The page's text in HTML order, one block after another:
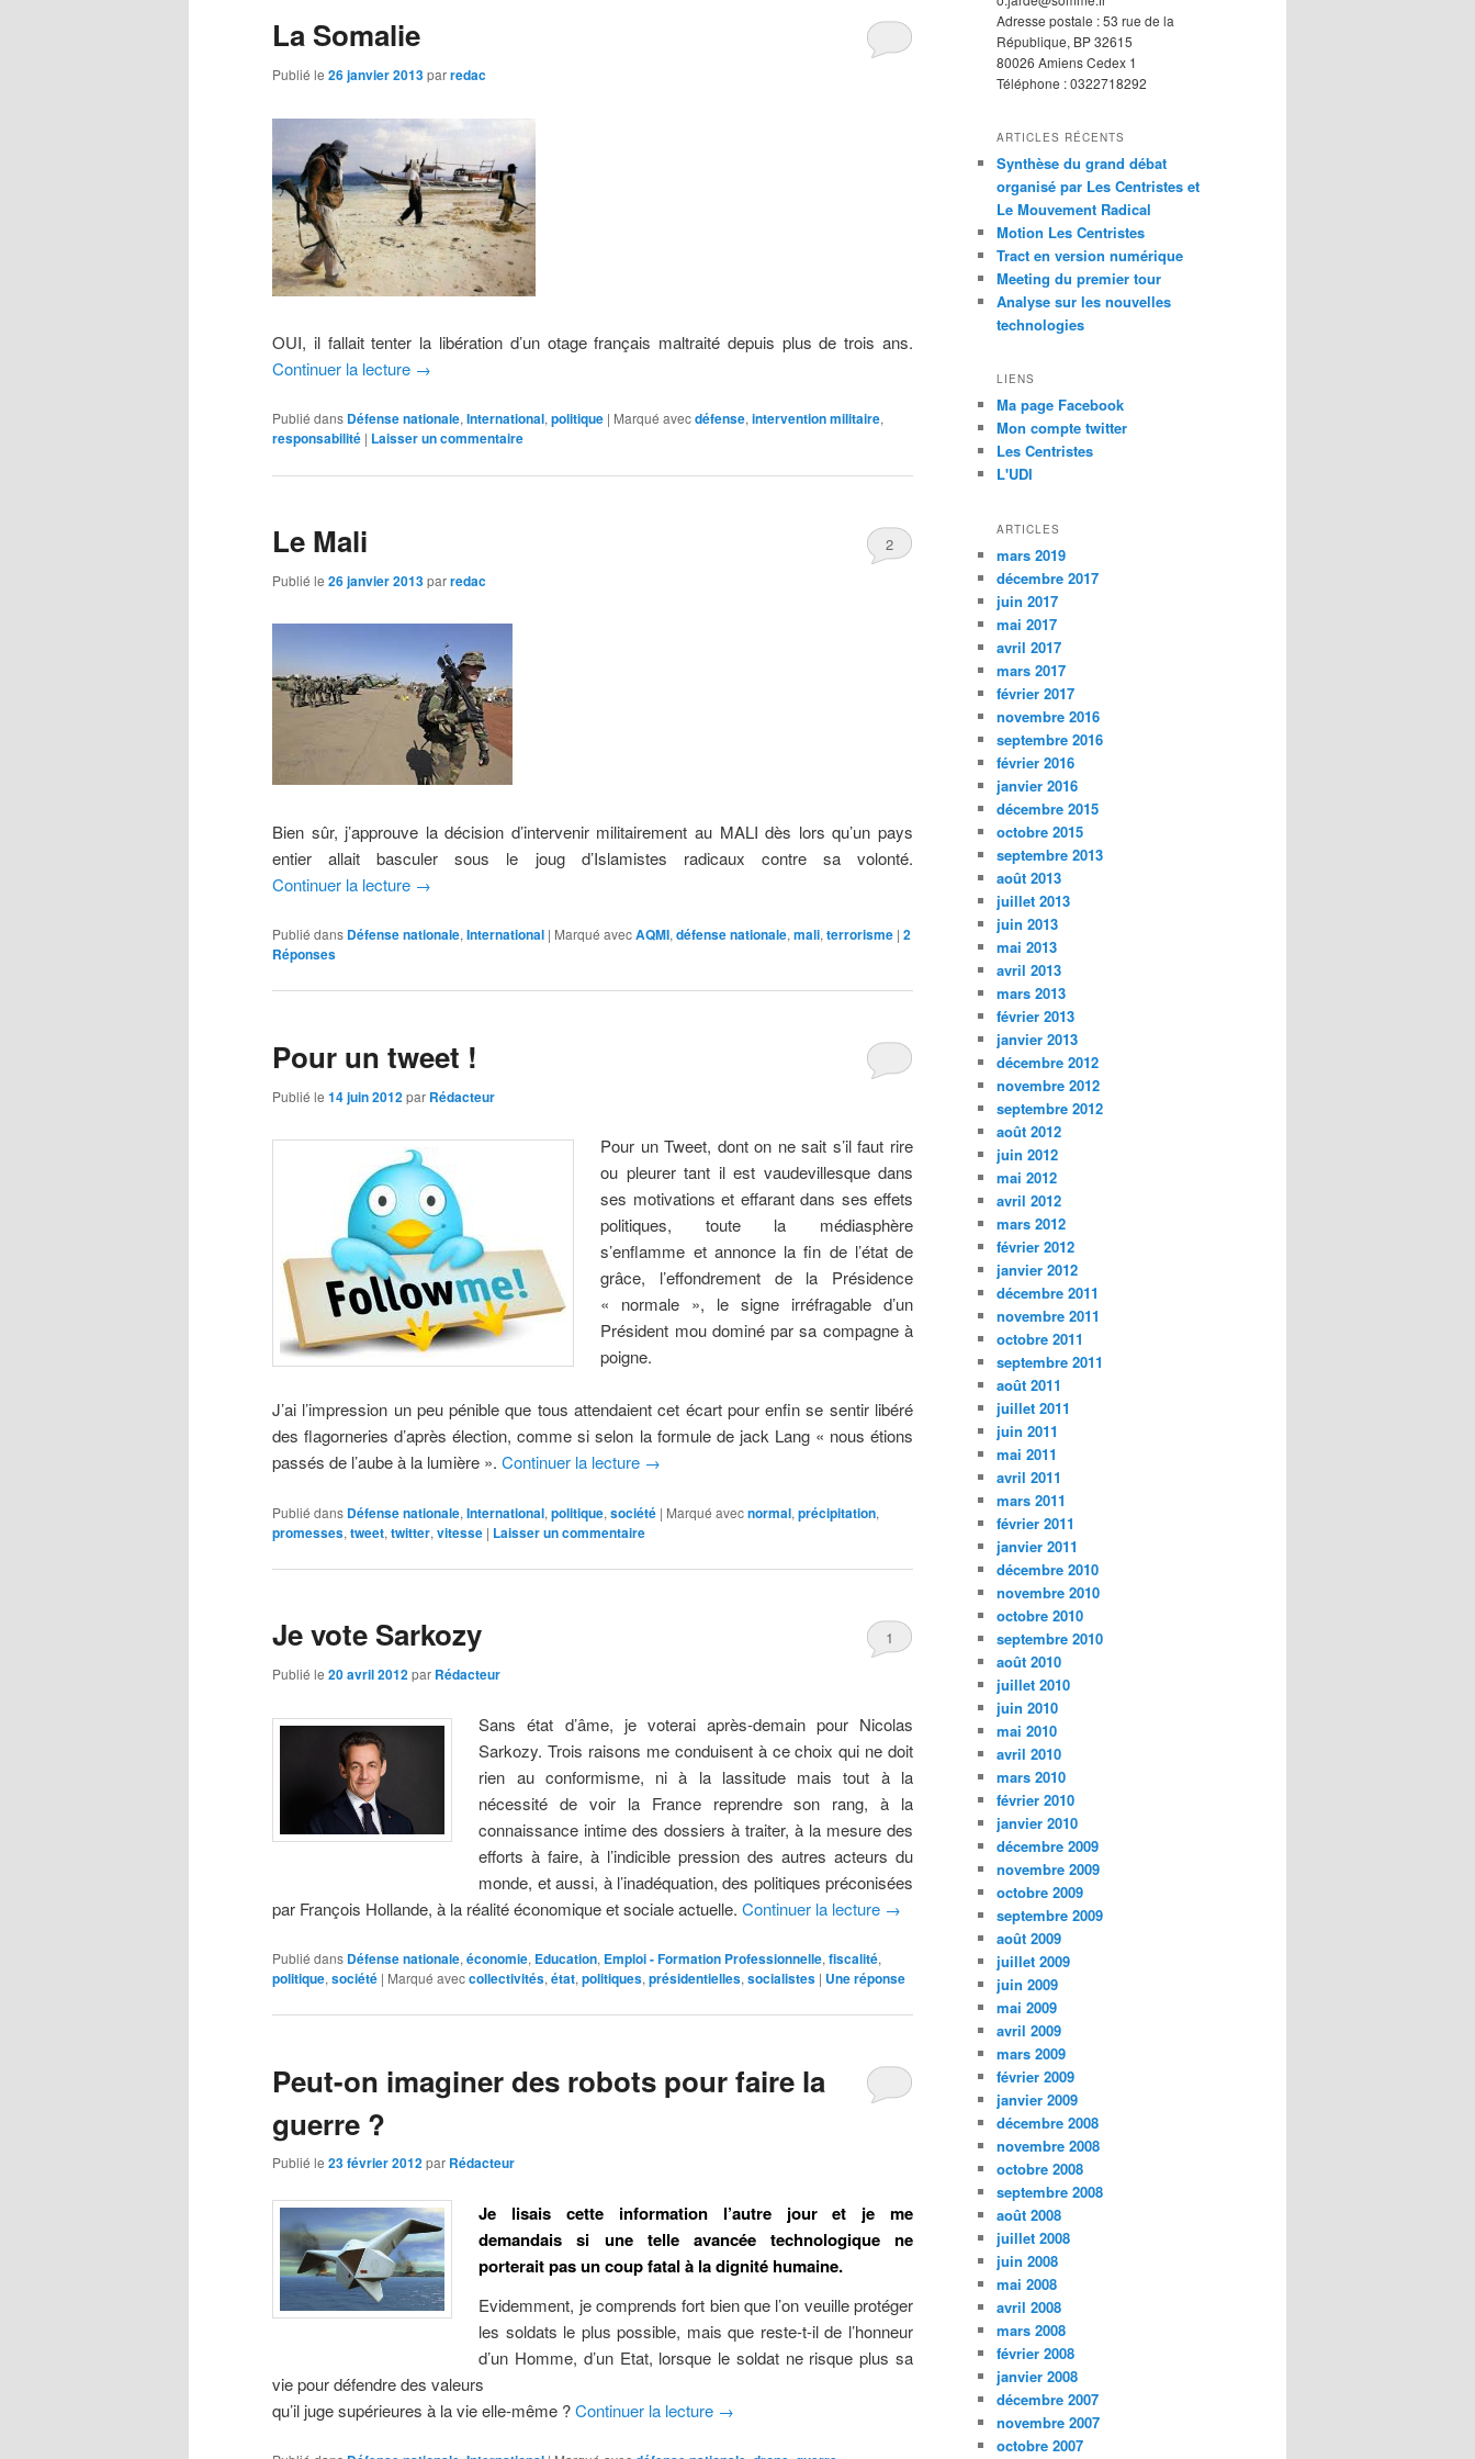
La Somalie
Publié le 26 janvier 2013parredac
OUI, il fallait tenter la libération d’un otage français maltraité depuis plus de trois ans.
Continuer la lecture →
Publié dans Défense nationale, International, politique | Marqué avecdéfense, intervention militaire,
responsabilité | Laisser un commentaire
Le Mali
Publié le 26 janvier 2013parredac
2
Bien sûr, j’approuve la décision d’intervenir militairement au MALI dès lors qu’un pays
entier allait basculer sous le joug d’Islamistes radicaux contre sa volonté.
Continuer la lecture →
Publié dans Défense nationale, International | Marqué avecAQMI, défense nationale, mali, terrorisme | 2
Réponses
Pour un tweet !
Publié le 14 juin 2012par Rédacteur
Pour un Tweet, dont on ne sait s’il faut rire
ou pleurer tant il est vaudevillesque dans
ses motivations et effarant dans ses effets
politiques, toute la médiasphère
s’enflamme et annonce la fin de l’état de
grâce, l’effondrement de la Présidence
« normale », le signe irréfragable d’un
Président mou dominé par sa compagne à
poigne.
J’ai l’impression un peu pénible que tous attendaient cet écart pour enfin se sentir libéré
des flagorneries d’après élection, comme si selon la formule de jack Lang « nous étions
passés de l’aube à la lumière ». Continuer la lecture →
Publié dans Défense nationale, International, politique, société | Marqué avecnormal, précipitation,
promesses, tweet, twitter, vitesse | Laisser un commentaire
Je vote Sarkozy
Publié le 20 avril 2012par Rédacteur
1
Sans état d’âme, je voterai après-demain pour Nicolas
Sarkozy. Trois raisons me conduisent à ce choix qui ne doit
rien au conformisme, ni à la lassitude mais tout à la
nécessité de voir la France reprendre son rang, à la
connaissance intime des dossiers à traiter, à la mesure des
efforts à faire, à l’indicible pression des autres acteurs du
monde, et aussi, à l’inadéquation, des politiques préconisées
par François Hollande, à la réalité économique et sociale actuelle. Continuer la lecture →
Publié dans Défense nationale, économie, Education, Emploi - Formation Professionnelle, fiscalité,
politique, société | Marqué aveccollectivités, état, politiques, présidentielles, socialistes | Uneréponse
Peut-on imaginer des robots pour faire la
guerre ?
Publié le 23 février 2012par Rédacteur
Je lisais cette information l’autre jour et je me
demandais si une telle avancée technologique ne
porterait pas un coup fatal à la dignité humaine.
Evidemment, je comprends fort bien que l’on veuille protéger
les soldats le plus possible, mais que reste-t-il de l’honneur
d’un Homme, d’un Etat, lorsque le soldat ne risque plus sa
vie pour défendre des valeurs
qu’il juge supérieures à la vie elle-même ?Continuer la lecture →
Adresse postale : 53 rue de la
République, BP 32615
80026 Amiens Cedex 1
Téléphone : 0322718292
ARTICLES RÉCENTS
Synthèse du grand débat
organisé par Les Centristes et
Le Mouvement Radical
Motion Les Centristes
Tract en version numérique
Meeting du premier tour
Analyse sur les nouvelles
technologies
LIENS
Ma page Facebook
Mon compte twitter
Les Centristes
L'UDI
ARTICLES
mars 2019
décembre 2017
juin 2017
mai 2017
avril 2017
mars 2017
février 2017
novembre 2016
septembre 2016
février 2016
janvier 2016
décembre 2015
octobre 2015
septembre 2013
août 2013
juillet 2013
juin 2013
mai 2013
avril 2013
mars 2013
février 2013
janvier 2013
décembre 2012
novembre 2012
septembre 2012
août 2012
juin 2012
mai 2012
avril 2012
mars 2012
février 2012
janvier 2012
décembre 2011
novembre 2011
octobre 2011
septembre 2011
août 2011
juillet 2011
juin 2011
mai 2011
avril 2011
mars 2011
février 2011
janvier 2011
décembre 2010
novembre 2010
octobre 2010
septembre 2010
août 2010
juillet 2010
juin 2010
mai 2010
avril 2010
mars 2010
février 2010
janvier 2010
décembre 2009
novembre 2009
octobre 2009
septembre 2009
août 2009
juillet 2009
juin 2009
mai 2009
avril 2009
mars 2009
février 2009
janvier 2009
décembre 2008
novembre 2008
octobre 2008
septembre 2008
août 2008
juillet 2008
juin 2008
mai 2008
avril 2008
mars 2008
février 2008
janvier 2008
décembre 2007
novembre 2007
octobre 2007